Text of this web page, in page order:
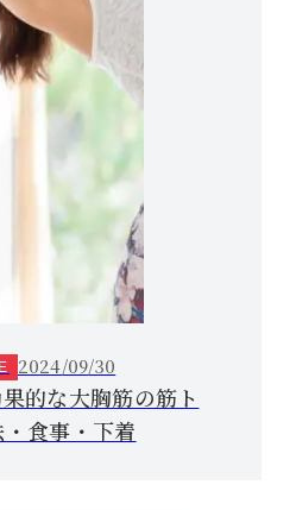
2024/09/30
的な大胸筋の筋ト
食事・下着